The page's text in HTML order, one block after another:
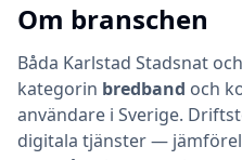
Om branschen
Båda Karlstad Stadsnat och
kategorin bredband och
användare i Sverige.
digitala tjänster —